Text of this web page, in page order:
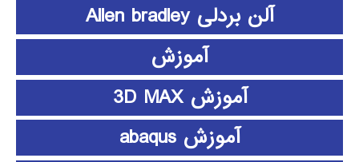
آلن بردلی Allen bradley
آموزش
آموزش 3D MAX
آموزش abaqus